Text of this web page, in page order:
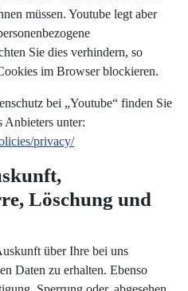
müssen. Youtube legt aber
Sie dies verhindern, so
im Browser blockieren.
bei „Youtube“ finden Sie
Anbieters unter:
privacy/
Löschung und
über Ihre bei uns
Daten zu erhalten. Ebenso